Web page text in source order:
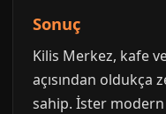
Sonuç
Kilis Merkez, kafe
açısından oldukça
sahip. İster modern